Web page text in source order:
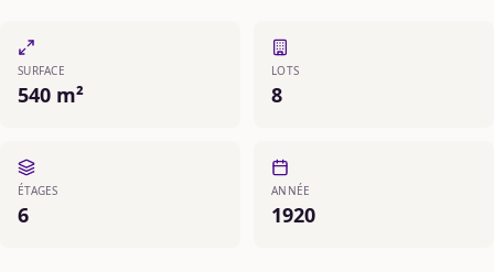
SURFACE
540 m²
LOTS
8
ÉTAGES
6
ANNÉE
1920